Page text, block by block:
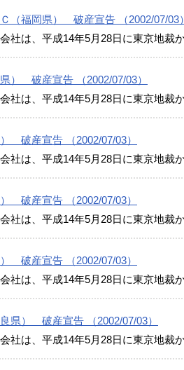
（福岡県） 破産宣告 （2002/07/03）
社は、平成14年5月28日に東京地裁
） 破産宣告 （2002/07/03）
社は、平成14年5月28日に東京地裁
破産宣告 （2002/07/03）
社は、平成14年5月28日に東京地裁
破産宣告 （2002/07/03）
社は、平成14年5月28日に東京地裁
破産宣告 （2002/07/03）
社は、平成14年5月28日に東京地裁
県） 破産宣告 （2002/07/03）
社は、平成14年5月28日に東京地裁